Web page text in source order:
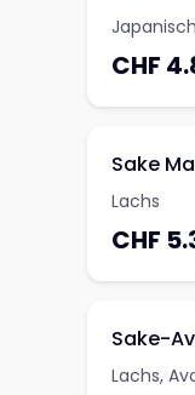
CHF
Sake
Lachs
CHF
Sake-
Lachs,